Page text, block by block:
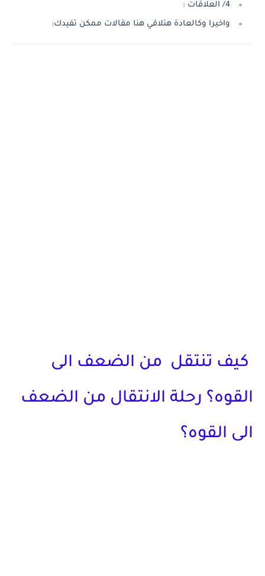
4/ العلاقات :
واخيرا وكالعادة هتلاقي هنا مقالات ممكن تفيدك:
كيف تنتقل من الضعف الى
القوه؟ رحلة الانتقال من الضعف
الى القوه؟